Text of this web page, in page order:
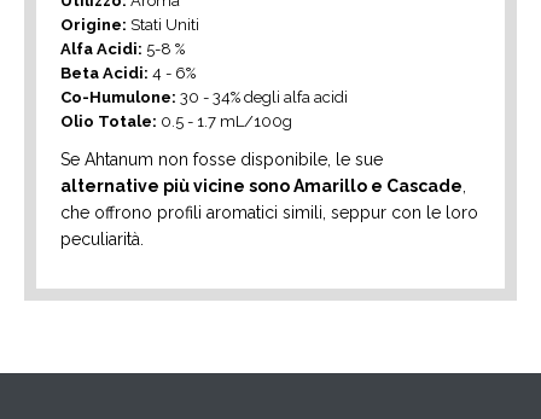
Origine: Stati Uniti
Alfa Acidi: 5-8 %
Beta Acidi: 4 - 6%
Co-Humulone: 30 - 34% degli alfa acidi
Olio Totale: 0.5 - 1.7 mL/100g
Se Ahtanum non fosse disponibile, le sue
alternative più vicine sono Amarillo e Cascade
che offrono profili aromatici simili, seppur con le loro
peculiarità.